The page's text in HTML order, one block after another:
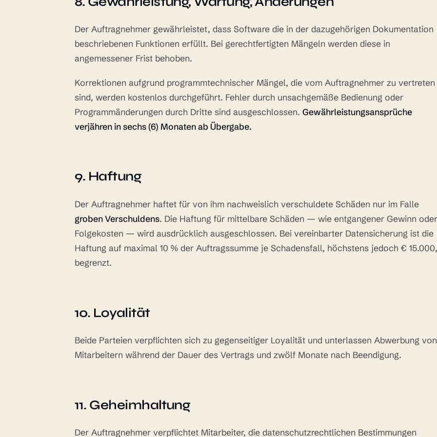
Der Auftragnehmer gewährleistet, dass Software die in der dazugehörigen Dokumentation
beschriebenen Funktionen erfüllt. Bei gerechtfertigten Mängeln werden diese in
angemessener Frist behoben.
Korrektionen aufgrund programmtechnischer Mängel, die vom Auftragnehmer zu vertreten
sind, werden kostenlos durchgeführt. Fehler durch unsachgemäße Bedienung oder
Programmänderungen durch Dritte sind ausgeschlossen. Gewährleistungsansprüche
verjähren in sechs (6) Monaten ab Übergabe.
9. Haftung
Der Auftragnehmer haftet für von ihm nachweislich verschuldete Schäden nur im Falle
groben Verschuldens. Die Haftung für mittelbare Schäden — wie entgangener Gewinn oder
Folgekosten — wird ausdrücklich ausgeschlossen. Bei vereinbarter Datensicherung ist die
Haftung auf maximal 10 % der Auftragssumme je Schadensfall, höchstens jedoch € 15.000,
begrenzt.
10. Loyalität
Beide Parteien verpflichten sich zu gegenseitiger Loyalität und unterlassen Abwerbung von
Mitarbeitern während der Dauer des Vertrags und zwölf Monate nach Beendigung.
11. Geheimhaltung
Der Auftragnehmer verpflichtet Mitarbeiter, die datenschutzrechtlichen Bestimmungen